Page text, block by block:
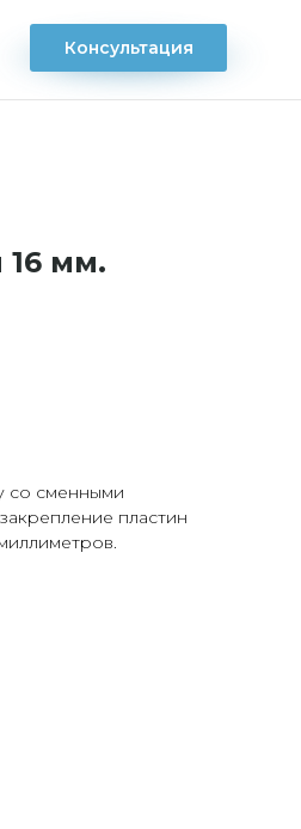
Консультация
16 мм.
со сменными
пластин